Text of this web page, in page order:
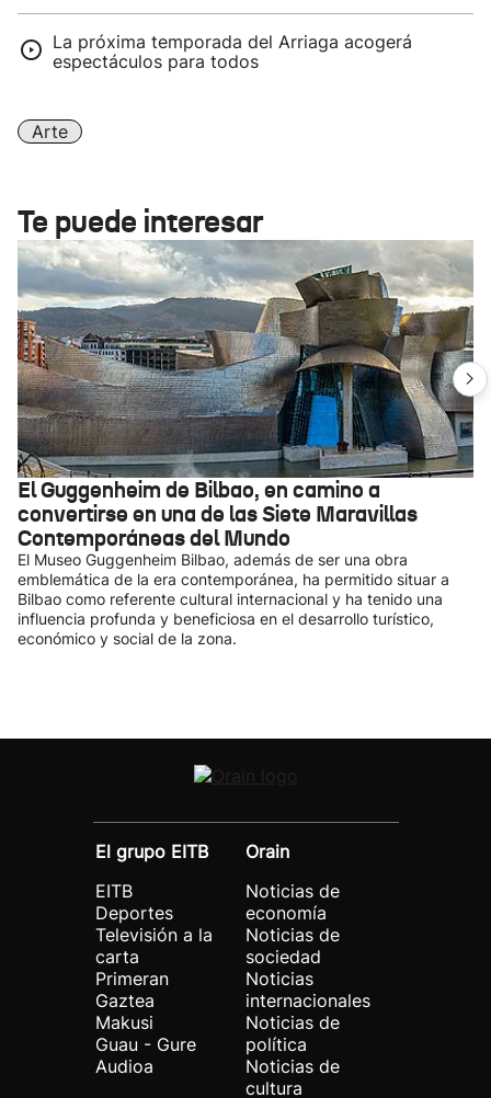
La próxima temporada del Arriaga acogerá
espectáculos para todos
Arte
Te puede interesar
El Guggenheim de Bilbao, en camino a
convertirse en una de las Siete Maravillas
Contemporáneas del Mundo
El Museo Guggenheim Bilbao, además de ser una obra
emblemática de la era contemporánea, ha permitido situar a
Bilbao como referente cultural internacional y ha tenido una
influencia profunda y beneficiosa en el desarrollo turístico,
económico y social de la zona.
El grupo EITB
EITB
Deportes
Televisión a la
carta
Primeran
Gaztea
Makusi
Guau - Gure
Audioa
Orain
Noticias de
economía
Noticias de
sociedad
Noticias
internacionales
Noticias de
política
Noticias de
cultura